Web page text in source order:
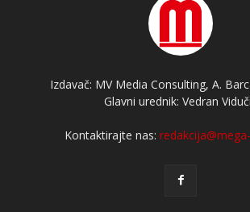
Izdavač: MV Media Consulting, A.
Glavni urednik: Vedran
Kontaktirajte nas: